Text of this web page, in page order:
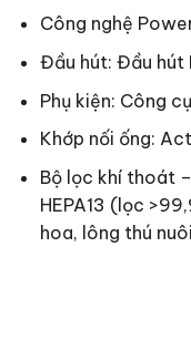
Công nghệ
Đầu hút: Đầu hút
Phụ kiện: Công
Khớp nối ống:
Bộ lọc khí thoát
HEPA13 (lọc
hoa, lông thú